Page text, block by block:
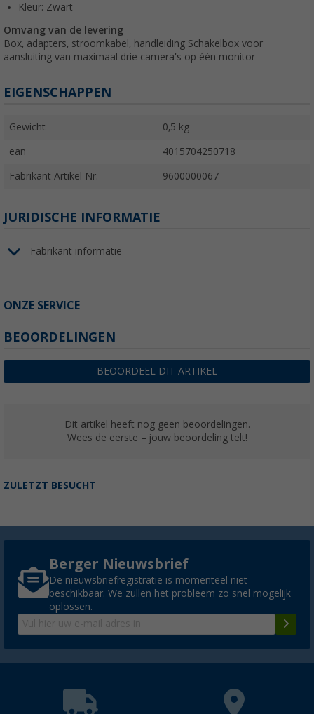
Kleur: Zwart
Omvang van de levering
Box, adapters, stroomkabel, handleiding Schakelbox voor
aansluiting van maximaal drie camera's op één monitor
EIGENSCHAPPEN
Gewicht 0,5 kg
ean 4015704250718
Fabrikant Artikel Nr. 9600000067
JURIDISCHE INFORMATIE
Fabrikant informatie
ONZE SERVICE
BEOORDELINGEN
BEOORDEEL DIT ARTIKEL
Dit artikel heeft nog geen beoordelingen.
Wees de eerste – jouw beoordeling telt!
ZULETZT BESUCHT
Berger Nieuwsbrief
De nieuwsbriefregistratie is momenteel niet
beschikbaar. We zullen het probleem zo snel mogelijk
oplossen.